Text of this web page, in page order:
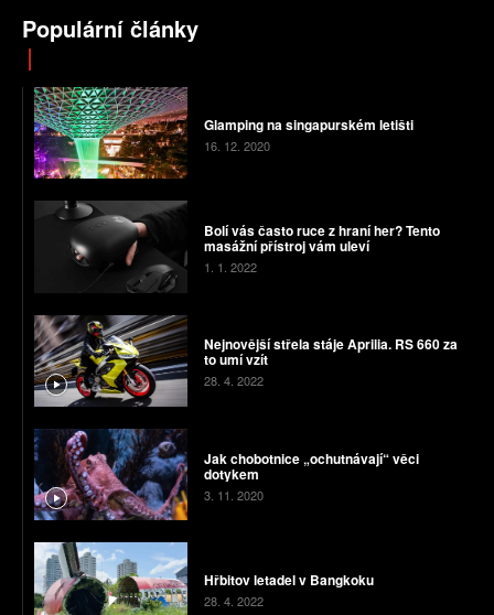
Populární články
Glamping na singapurském letišti
16. 12. 2020
Bolí vás často ruce z hraní her? Tento
masážní přístroj vám uleví
1. 1. 2022
Nejnovější střela stáje Aprilia. RS 660 za
to umí vzít
28. 4. 2022
Jak chobotnice „ochutnávají“ věci
dotykem
3. 11. 2020
Hřbitov letadel v Bangkoku
28. 4. 2022